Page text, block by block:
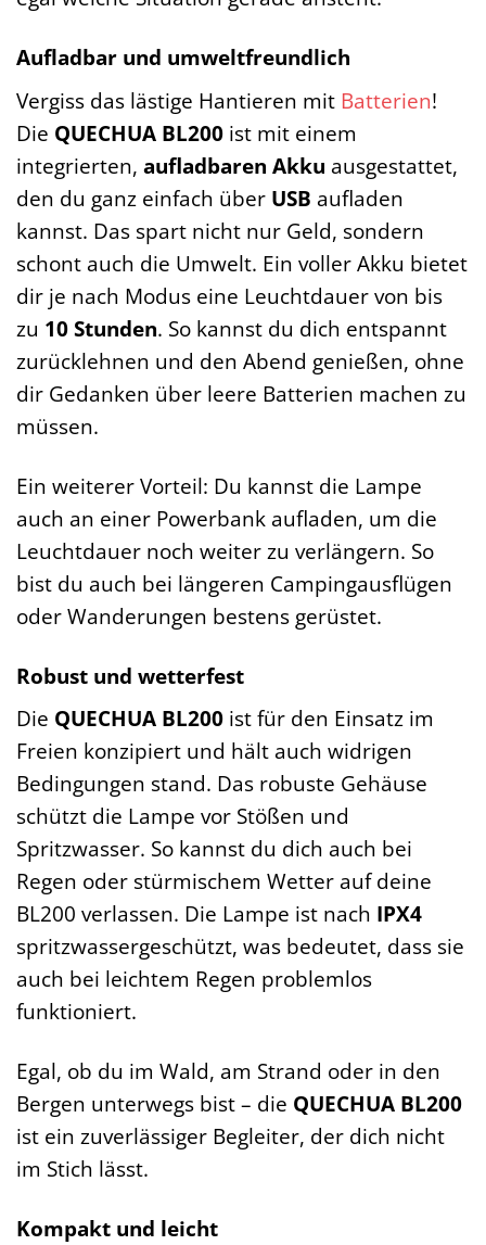
Aufladbar und umweltfreundlich
Vergiss das lästige Hantieren mit Batterien!
Die QUECHUA BL200 ist mit einem
integrierten, aufladbaren Akku ausgestattet,
den du ganz einfach über USB aufladen
kannst. Das spart nicht nur Geld, sondern
schont auch die Umwelt. Ein voller Akku bietet
dir je nach Modus eine Leuchtdauer von bis
zu 10 Stunden. So kannst du dich entspannt
zurücklehnen und den Abend genießen, ohne
dir Gedanken über leere Batterien machen zu
müssen.
Ein weiterer Vorteil: Du kannst die Lampe
auch an einer Powerbank aufladen, um die
Leuchtdauer noch weiter zu verlängern. So
bist du auch bei längeren Campingausflügen
oder Wanderungen bestens gerüstet.
Robust und wetterfest
Die QUECHUA BL200 ist für den Einsatz im
Freien konzipiert und hält auch widrigen
Bedingungen stand. Das robuste Gehäuse
schützt die Lampe vor Stößen und
Spritzwasser. So kannst du dich auch bei
Regen oder stürmischem Wetter auf deine
BL200 verlassen. Die Lampe ist nach IPX4
spritzwassergeschützt, was bedeutet, dass sie
auch bei leichtem Regen problemlos
funktioniert.
Egal, ob du im Wald, am Strand oder in den
Bergen unterwegs bist – die QUECHUA BL200
ist ein zuverlässiger Begleiter, der dich nicht
im Stich lässt.
Kompakt und leicht